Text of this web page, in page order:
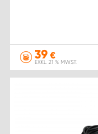
39 €
EXKL. 21 % MWST.